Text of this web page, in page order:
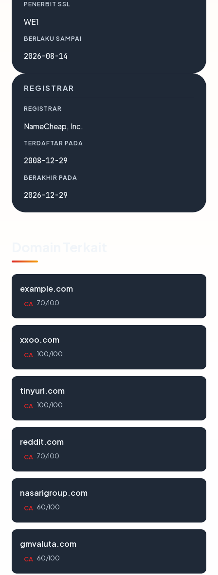
PENERBIT SSL
WE1
BERLAKU SAMPAI
2026-08-14
REGISTRAR
REGISTRAR
NameCheap, Inc.
TERDAFTAR PADA
2008-12-29
BERAKHIR PADA
2026-12-29
example.com
CA 70/100
xxoo.com
CA 100/100
tinyurl.com
CA 100/100
reddit.com
CA 70/100
nasarigroup.com
CA 60/100
gmvaluta.com
CA 60/100